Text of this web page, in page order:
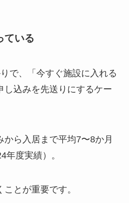
ている
で、「今すぐ施設に入れる
し込みを先送りにするケー
から入居まで平均7〜8か月
年度実績）。
とが重要です。